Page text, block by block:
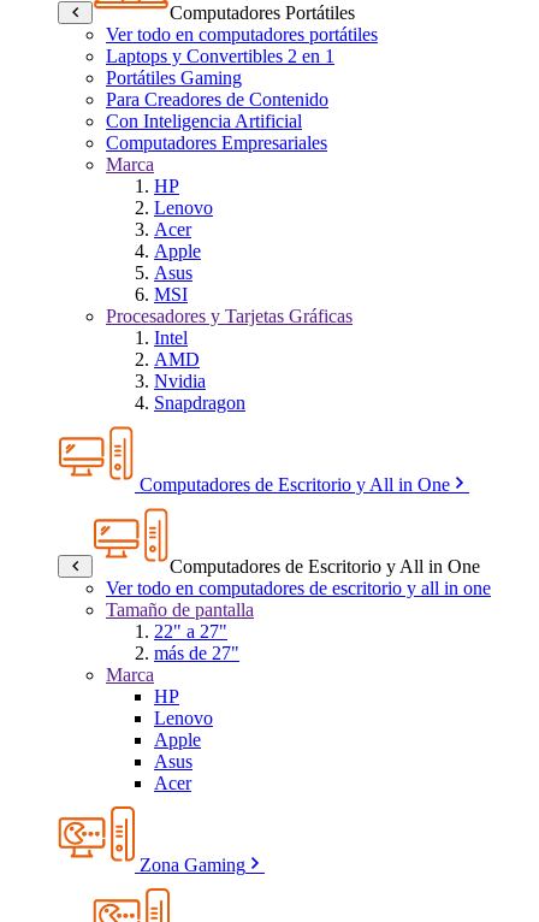
Computadores Portátiles
Ver todo en computadores portátiles
Laptops y Convertibles 2 en 1
Portátiles Gaming
Para Creadores de Contenido
Con Inteligencia Artificial
Computadores Empresariales
Marca
HP
Lenovo
Acer
Apple
Asus
MSI
Procesadores y Tarjetas Gráficas
Intel
AMD
Nvidia
Snapdragon
Computadores de Escritorio y All in One
Computadores de Escritorio y All in One
Ver todo en computadores de escritorio y all in one
Tamaño de pantalla
22" a 27"
más de 27"
Marca
HP
Lenovo
Apple
Asus
Acer
Zona Gaming